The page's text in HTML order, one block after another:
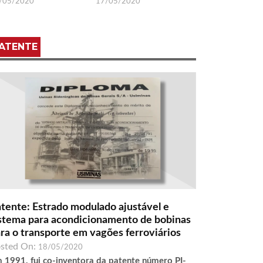
05/2020 17/05/2020
Estrado modulado ajustável e
para acondicionamento de bobinas
o transporte em vagões ferroviários
On: 18/05/2020
1991, fui co-inventora da patente número PI-